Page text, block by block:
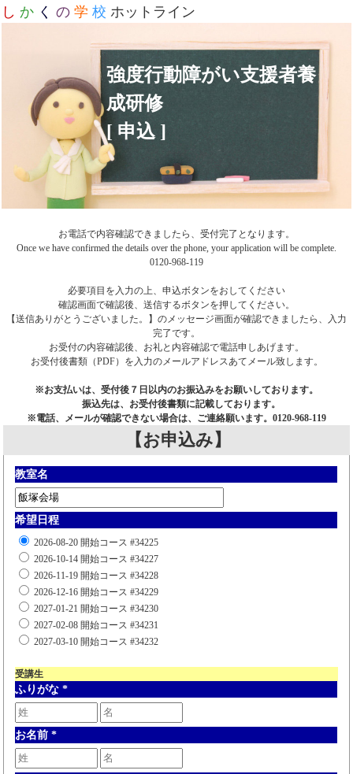
し か く の 学 校 ホットライン
強度行動障がい支援者養
成研修
[ 申込 ]
お電話で内容確認できましたら、受付完了となります。
Once we have confirmed the details over the phone, your application will be complete.
0120-968-119
必要項目を入力の上、申込ボタンをおしてください
確認画面で確認後、送信するボタンを押してください。
【送信ありがとうございました。】のメッセージ画面が確認できましたら、入力
完了です。
お受付の内容確認後、お礼と内容確認で電話申しあげます。
お受付後書類（PDF）を入力のメールアドレスあてメール致します。
※お支払いは、受付後７日以内のお振込みをお願いしております。
振込先は、お受付後書類に記載しております。
※電話、メールが確認できない場合は、ご連絡願います。0120-968-119
【お申込み】
教室名
希望日程
2026-08-20 開始コース #34225
2026-10-14 開始コース #34227
2026-11-19 開始コース #34228
2026-12-16 開始コース #34229
2027-01-21 開始コース #34230
2027-02-08 開始コース #34231
2027-03-10 開始コース #34232
受講生
ふりがな *
お名前 *